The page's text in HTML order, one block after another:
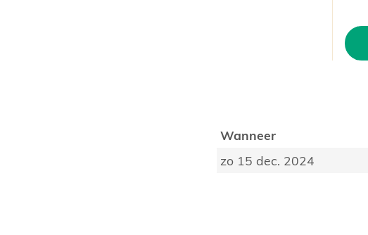
Wanneer
zo 15 dec. 2024